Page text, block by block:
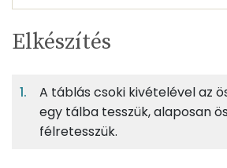
Egy
adagban
4%
Fehérje
61%
Szénhidrát
TÁPANYAGTARTALOM
Egy
adagban
6
adagban
Elkészítés
A táblás csoki kivételével az
egy tálba tesszük, alaposan
félretesszük.